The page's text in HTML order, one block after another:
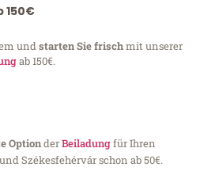
150€
undstarten Sie frischmit unserer
ab 150€.
OptionderBeiladungfür Ihren
Székesfehérvár schon ab 50€.